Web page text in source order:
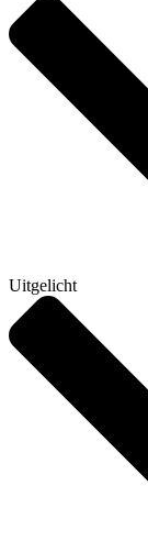
Uitgelicht